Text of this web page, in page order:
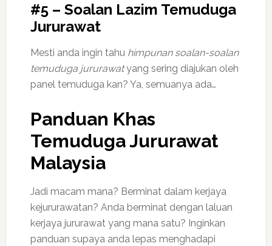
#5 – Soalan Lazim Temuduga
Jururawat
Mesti anda ingin tahu himpunan soalan-soalan
temuduga jururawatyang sering diajukan oleh
panel temuduga kan? Ya, semuanya ada…
Panduan Khas
Temuduga Jururawat
Malaysia
Jadi macam mana? Berminat dalam kerjaya
kejururawatan? Anda berminat dengan laluan
kerjaya jururawat yang mana satu? Inginkan
panduan supaya anda lepas menghadapi